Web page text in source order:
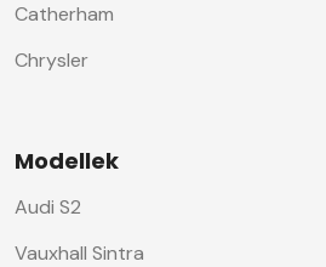
Catherham
Chrysler
Modellek
Audi S2
Vauxhall Sintra